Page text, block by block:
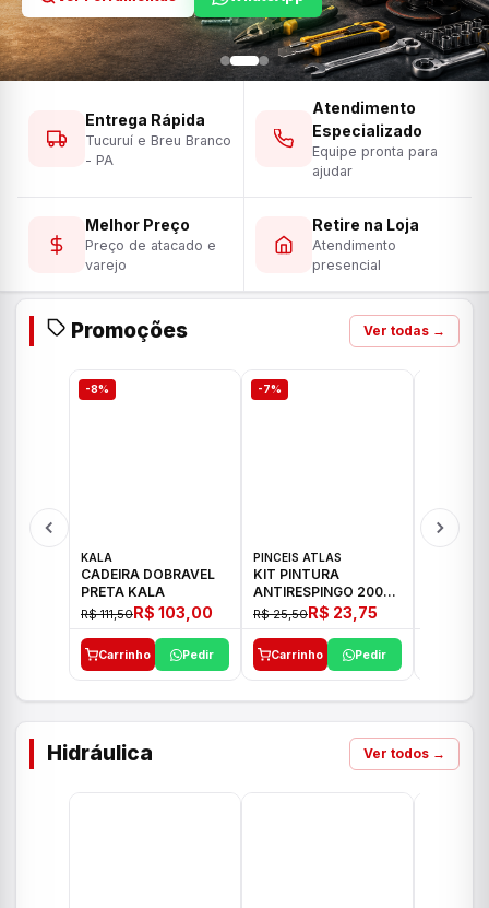
Entrega Rápida
Tucuruí e Breu Branco
- PA
Atendimento
Especializado
Equipe pronta para
ajudar
Melhor Preço
Preço de atacado e
varejo
Retire na Loja
Atendimento
presencial
Promoções Ver todas →
-8%
KALA
CADEIRA DOBRAVEL
PRETA KALA
R$ 111,50R$ 103,00
Carrinho Pedir
-7%
PINCEIS ATLAS
KIT PINTURA
ANTIRESPINGO 2003
ATLAS 03 PCS
R$ 25,50R$ 23,75
Carrinho Pedir
Hidráulica Ver todos →